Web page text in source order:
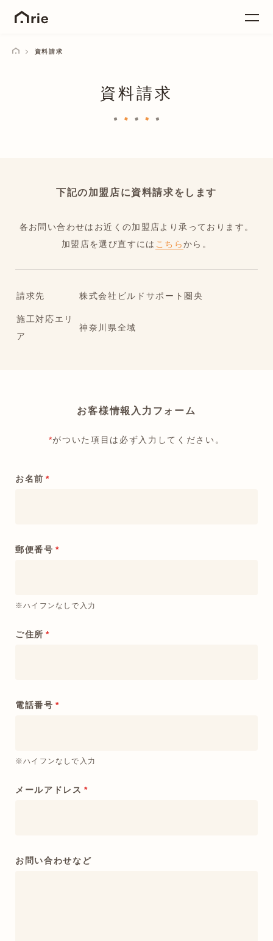
資料請求
資料請求
下記の加盟店に資料請求をします
各お問い合わせはお近くの加盟店より承っております。
加盟店を選び直すには こちらから。
請求先 株式会社ビルドサポート圏央
施工対応エリ
ア
神奈川県全域
お客様情報入力フォーム
*がついた項目は必ず入力してください。
お名前 *
郵便番号 *
※ハイフンなしで入力
ご住所 *
電話番号 *
※ハイフンなしで入力
メールアドレス *
お問い合わせなど